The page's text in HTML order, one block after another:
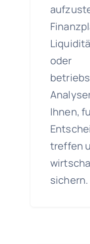
oder
Ihnen,
treffen
sichern.